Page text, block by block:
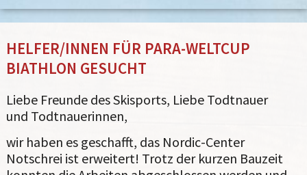
HELFER/INNEN FÜR PARA-WELTCUP
BIATHLON GESUCHT
Liebe Freunde des Skisports, Liebe Todtnauer
und Todtnauerinnen,
wir haben es geschafft, das Nordic-Center
Notschrei ist erweitert! Trotz der kurzen Bauzeit